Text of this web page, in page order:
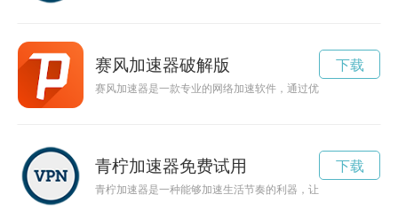
赛风加速器破解版
赛风加速器是一款专业的网络加速软件，通过优化网络传输路
下载
青柠加速器免费试用
青柠加速器是一种能够加速生活节奏的利器，让你更加快乐、
下载